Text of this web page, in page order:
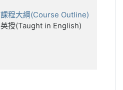
課程大綱(Course Outline)
英授(Taught in English)